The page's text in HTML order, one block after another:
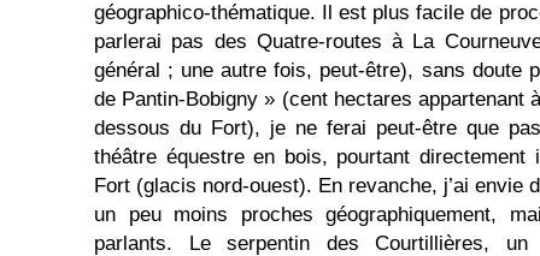
géographico-thématique. Il est plus facile de
parlerai pas des Quatre-routes à La
général ; une autre fois, peut-être), sans doute
de Pantin-Bobigny » (cent hectares appartenant
dessous du Fort), je ne ferai peut-être que
théâtre équestre en bois, pourtant
Fort (glacis nord-ouest). En revanche, j’ai envie
un peu moins proches géographiquement,
parlants. Le serpentin des Courtillières,